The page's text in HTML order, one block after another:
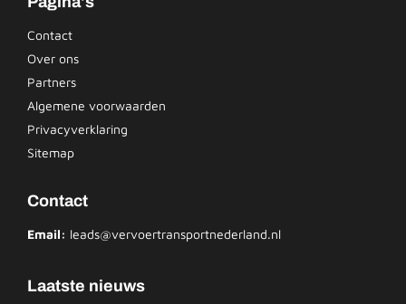
Contact
Over ons
Partners
Algemene voorwaarden
Privacyverklaring
Sitemap
Contact
Email: leads@vervoertransportnederland.nl
Laatste nieuws